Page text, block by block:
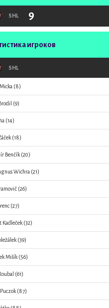
SHL 9
игроков
SHL
(8)
(9)
(14)
(18)
Benčík (20)
Wichra (21)
(26)
(27)
Kadleček (32)
(39)
Mišík (56)
(61)
(87)